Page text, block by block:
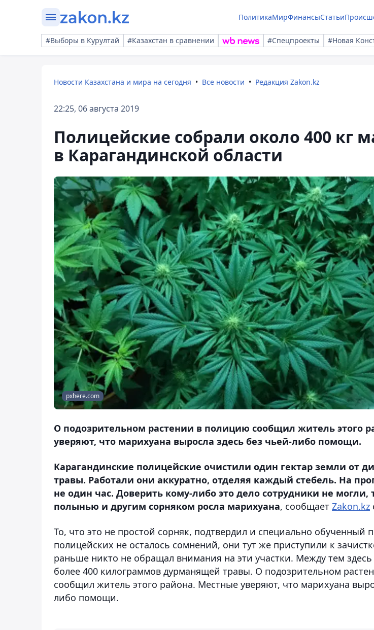
ПолитикаМирФинансыСтатьи
#Выборы в Курултай #Казахстан в сравнении #Спецпроекты #Новая
Новости Казахстана и мира на сегодня Все новости Редакция Zakon.kz
22:25, 06 августа 2019
Полицейские собрали около 400 кг
в Карагандинской области
pxhere.com
О подозрительном растении в полицию сообщил житель этого
уверяют, что марихуана выросла здесь без чьей-либо помощи.
Карагандинские полицейские очистили один гектар земли от
травы. Работали они аккуратно, отделяя каждый стебель. На
не один час. Доверить кому-либо это дело сотрудники не могли,
полынью и другим сорняком росла марихуана, сообщает Zakon.kz
То, что это не простой сорняк, подтвердил и специально обученный
полицейских не осталось сомнений, они тут же приступили к
раньше никто не обращал внимания на эти участки. Между тем
более 400 килограммов дурманящей травы. О подозрительном
сообщил житель этого района. Местные уверяют, что марихуана
либо помощи.